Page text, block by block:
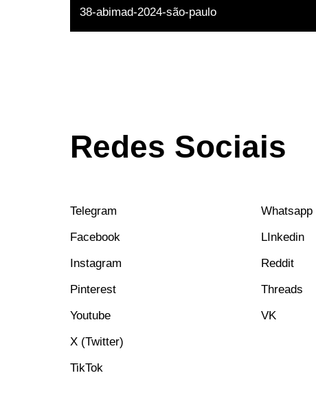
38-abimad-2024-são-paulo
Redes Sociais
Telegram
Facebook
Instagram
Pinterest
Youtube
X (Twitter)
TikTok
Whatsapp
LInkedin
Reddit
Threads
VK